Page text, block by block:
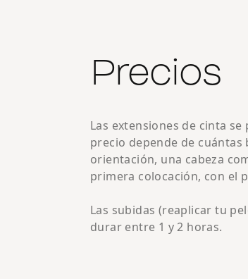
Precios
Las extensiones de cinta
precio depende de cuántas
orientación, una cabeza
primera colocación, con el
Las subidas (reaplicar tu
durar entre 1 y 2 horas.